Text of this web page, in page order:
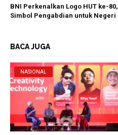
BNI Perkenalkan Logo HUT ke-80,
Simbol Pengabdian untuk Negeri
BACA JUGA
NASIONAL